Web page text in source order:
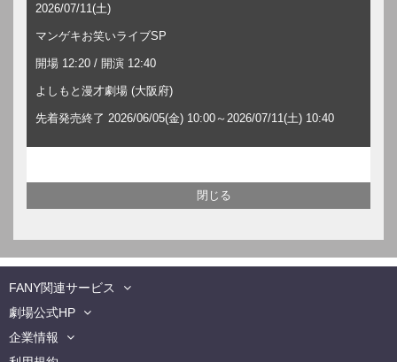
2026/07/11(土)
マンゲキお笑いライブSP
開場 12:20 / 開演 12:40
よしもと漫才劇場 (大阪府)
先着発売終了 2026/06/05(金) 10:00～2026/07/11(土) 10:40
FANY関連サービス
劇場公式HP
企業情報